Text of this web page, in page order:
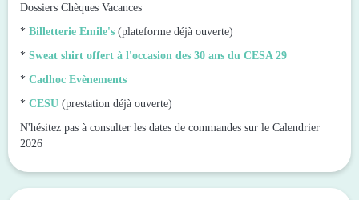
Dossiers Chèques Vacances
* Billetterie Emile's (plateforme déjà ouverte)
* Sweat shirt offert à l'occasion des 30 ans du CESA 29
* Cadhoc Evènements
* CESU (prestation déjà ouverte)
N'hésitez pas à consulter les dates de commandes sur le Calendrier
2026